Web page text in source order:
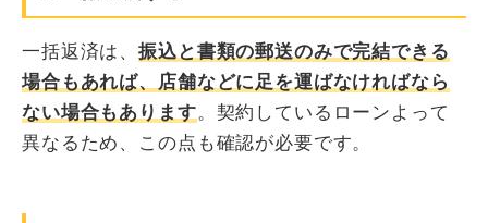
一括返済は、振込と書類の郵送のみで完結できる
場合もあれば、店舗などに足を運ばなければなら
ない場合もあります。契約しているローンよって
異なるため、この点も確認が必要です。